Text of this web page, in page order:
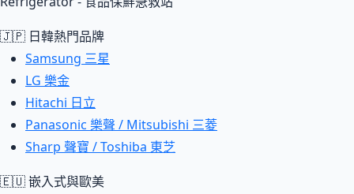
🇯🇵 日韓熱門品牌
Samsung 三星
LG 樂金
Hitachi 日立
Panasonic 樂聲 / Mitsubishi 三菱
Sharp 聲寶 / Toshiba 東芝
🇪🇺 嵌入式與歐美